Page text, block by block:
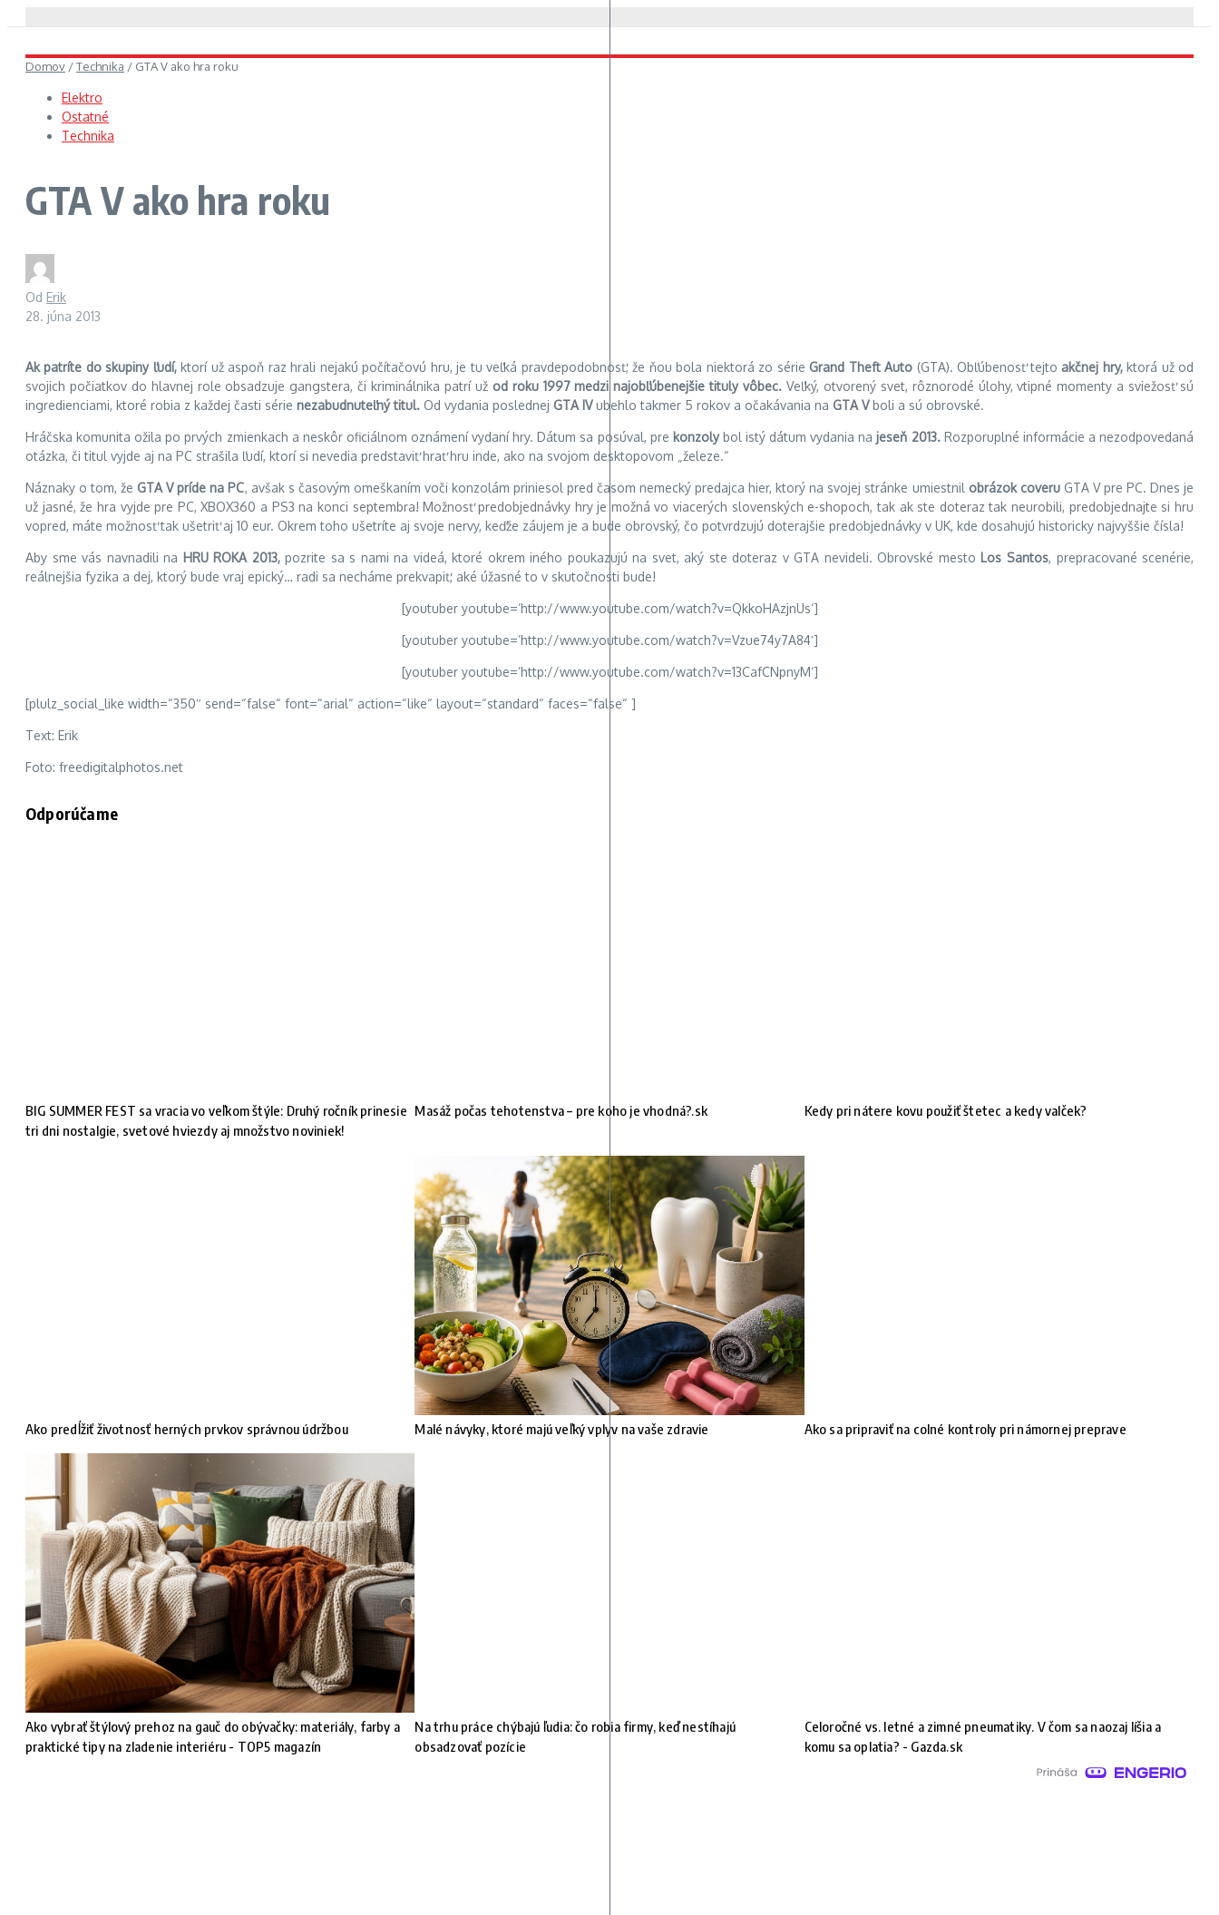
Domov /Technika / GTA V ako hra roku
Elektro
Ostatné
Technika
GTA V ako hra roku
Od Erik
28. júna 2013
Ak patríte do skupiny ľudí,ktorí už aspoň raz hrali nejakú počítačovú hru, je tu veľká pravdepodobnosť, že ňou bola niektorá zo sérieGrand Theft Auto (GTA). Obľúbenosť tejto akčnej hry,ktorá už od
svojich počiatkovdo hlavnej role obsadzuje gangstera, či kriminálnika patrí už od roku 1997 medzi najobľúbenejšie tituly vôbec. Veľký, otvorený svet, rôznorodé úlohy, vtipné momenty a sviežosť sú
ingredienciami, ktoré robia z každej časti série nezabudnuteľný titul. Od vydania poslednej GTA IVubehlo takmer 5 rokov a očakávania na GTA Vboli a sú obrovské.
Hráčska komunita ožila po prvých zmienkach a neskôr oficiálnom oznámení vydaní hry. Dátum sa posúval, pre konzolybol istý dátum vydania na jeseň 2013.Rozporuplné informácie a nezodpovedaná
otázka, či titul vyjde aj na PC strašila ľudí, ktorí si nevedia predstaviť hrať hru inde, ako na svojom desktopovom „železe.“
Náznaky o tom, žeGTA V príde na PC, avšak s časovým omeškaním voči konzolám priniesol pred časom nemecký predajca hier, ktorý na svojej stránke umiestnil obrázok coveruGTA V pre PC. Dnes je
už jasné, že hra vyjde pre PC, XBOX360 a PS3 na konci septembra! Možnosť predobjednávky hry je možná vo viacerých slovenských e-shopoch, tak ak ste doteraz tak neurobili, predobjednajte si hru
vopred, máte možnosť tak ušetriť aj 10 eur. Okrem toho ušetríte aj svoje nervy, keďže záujem je a bude obrovský, čo potvrdzujú doterajšie predobjednávky v UK, kde dosahujú historicky najvyššie čísla!
Aby sme vás navnadili na HRU ROKA 2013,pozrite sa s nami na videá, ktoré okrem iného poukazujú na svet, aký ste doteraz v GTA nevideli. Obrovské mesto Los Santos, prepracované scenérie,
reálnejšia fyzika a dej, ktorý bude vraj epický… radi sa necháme prekvapiť, aké úžasné to v skutočnosti bude!
[youtuber youtube=’http://www.youtube.com/watch?v=QkkoHAzjnUs‘]
[youtuber youtube=’http://www.youtube.com/watch?v=Vzue74y7A84′]
[youtuber youtube=’http://www.youtube.com/watch?v=13CafCNpnyM‘]
[plulz_social_like width=“350″ send=“false“ font=“arial“ action=“like“ layout=“standard“ faces=“false“ ]
Text: Erik
Foto: freedigitalphotos.net
Odporúčame
BIG SUMMER FEST sa vracia vo veľkom štýle: Druhý ročník prinesie
tri dni nostalgie, svetové hviezdy aj množstvo noviniek!
Masáž počas tehotenstva – pre koho je vhodná?.sk Kedy pri nátere kovu použiť štetec a kedy valček?
Ako predĺžiť životnosť herných prvkov správnou údržbou Malé návyky, ktoré majú veľký vplyv na vaše zdravie Ako sa pripraviť na colné kontroly pri námornej preprave
Ako vybrať štýlový prehoz na gauč do obývačky: materiály, farby a
praktické tipy na zladenie interiéru - TOP5 magazín
Na trhu práce chýbajú ľudia: čo robia firmy, keď nestíhajú
obsadzovať pozície
Celoročné vs. letné a zimné pneumatiky. V čom sa naozaj líšia a
komu sa oplatia? - Gazda.sk